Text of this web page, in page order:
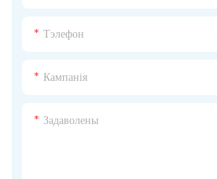
Тэлефон
Кампанія
Задаволены